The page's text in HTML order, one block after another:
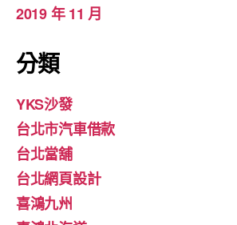
2019 年 11 月
分類
YKS沙發
台北市汽車借款
台北當舖
台北網頁設計
喜鴻九州